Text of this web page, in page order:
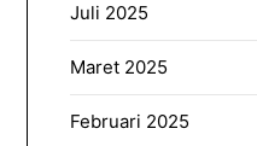
Juli 2025
Maret 2025
Februari 2025